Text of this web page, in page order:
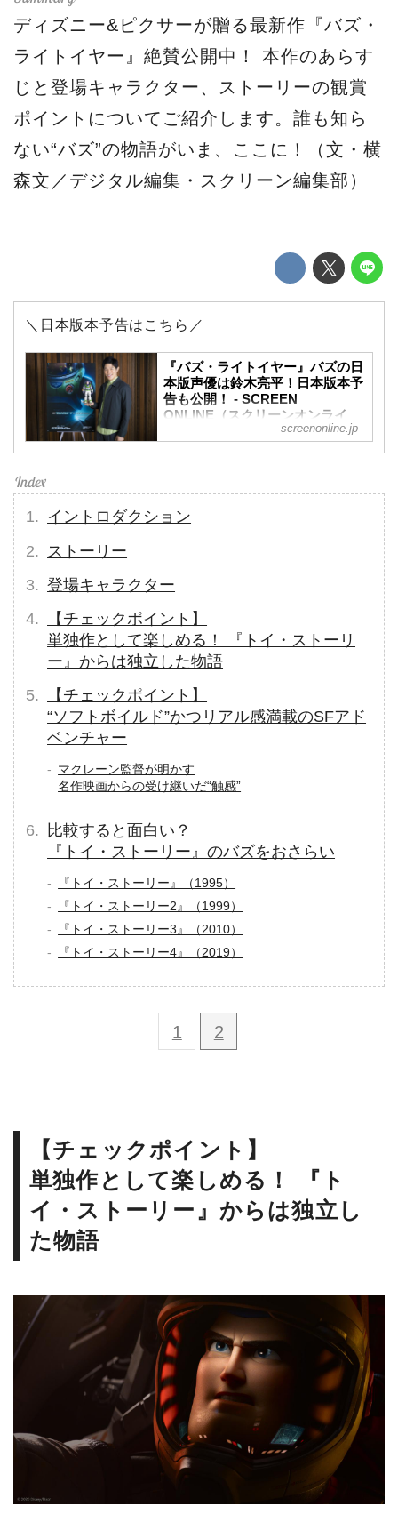
ディズニー&ピクサーが贈る最新作『バズ・
ライトイヤー』絶賛公開中！ 本作のあらす
じと登場キャラクター、ストーリーの観賞
ポイントについてご紹介します。誰も知ら
ない“バズ”の物語がいま、ここに！（文・横
森文／デジタル編集・スクリーン編集部）
＼日本版本予告はこちら／
『バズ・ライトイヤー』バズの日
本版声優は鈴木亮平！日本版本予
告も公開！ - SCREEN
ONLINE（スクリーンオンライ
「トイ・ストーリー」シリーズに登
描くディズニー&ピクサーが贈る最新
作『バズ・ライトイヤー』が7月1日
表。日本版本予告も公開となった。
screenonline.jp
イントロダクション
ストーリー
登場キャラクター
【チェックポイント】
単独作として楽しめる！ 『トイ・ストーリ
ー』からは独立した物語
【チェックポイント】
“ソフトボイルド”かつリアル感満載のSFアド
ベンチャー
マクレーン監督が明かす
名作映画からの受け継いだ“触感”
比較すると面白い？
『トイ・ストーリー』のバズをおさらい
『トイ・ストーリー』（1995）
『トイ・ストーリー2』（1999）
『トイ・ストーリー3』（2010）
『トイ・ストーリー4』（2019）
1 2
【チェックポイント】
単独作として楽しめる！ 『ト
イ・ストーリー』からは独立し
た物語